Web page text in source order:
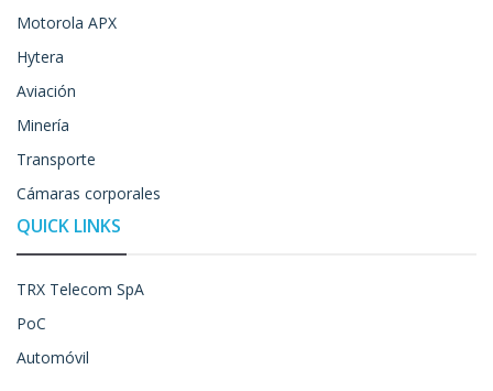
Motorola APX
Hytera
Aviación
Minería
Transporte
Cámaras corporales
QUICK LINKS
TRX Telecom SpA
PoC
Automóvil